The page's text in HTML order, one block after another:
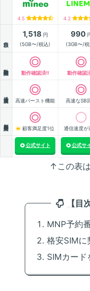
4.5 4.2
1,518 円
(5GB〜/税込)
990
(3GB〜/
動作確認済!! 動作確認
高速バースト機能 高速なSB
顧客満足度1位 通信速度が
公式サイト 公式サ
↑この表
【目
MNP予約
格安SIMに
SIMカード